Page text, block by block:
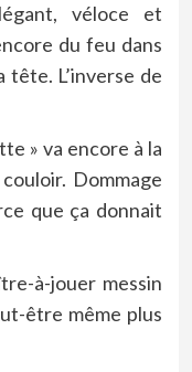
véloce et
du feu dans
tête. L’inverse de
» va encore à la
Dommage
que ça donnait
à-jouer messin
être même plus